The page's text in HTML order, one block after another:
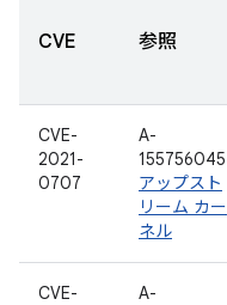
CVE 参照
CVE-
2021-
0707
A-
155756045
アップスト
リーム カー
ネル
CVE-
A-